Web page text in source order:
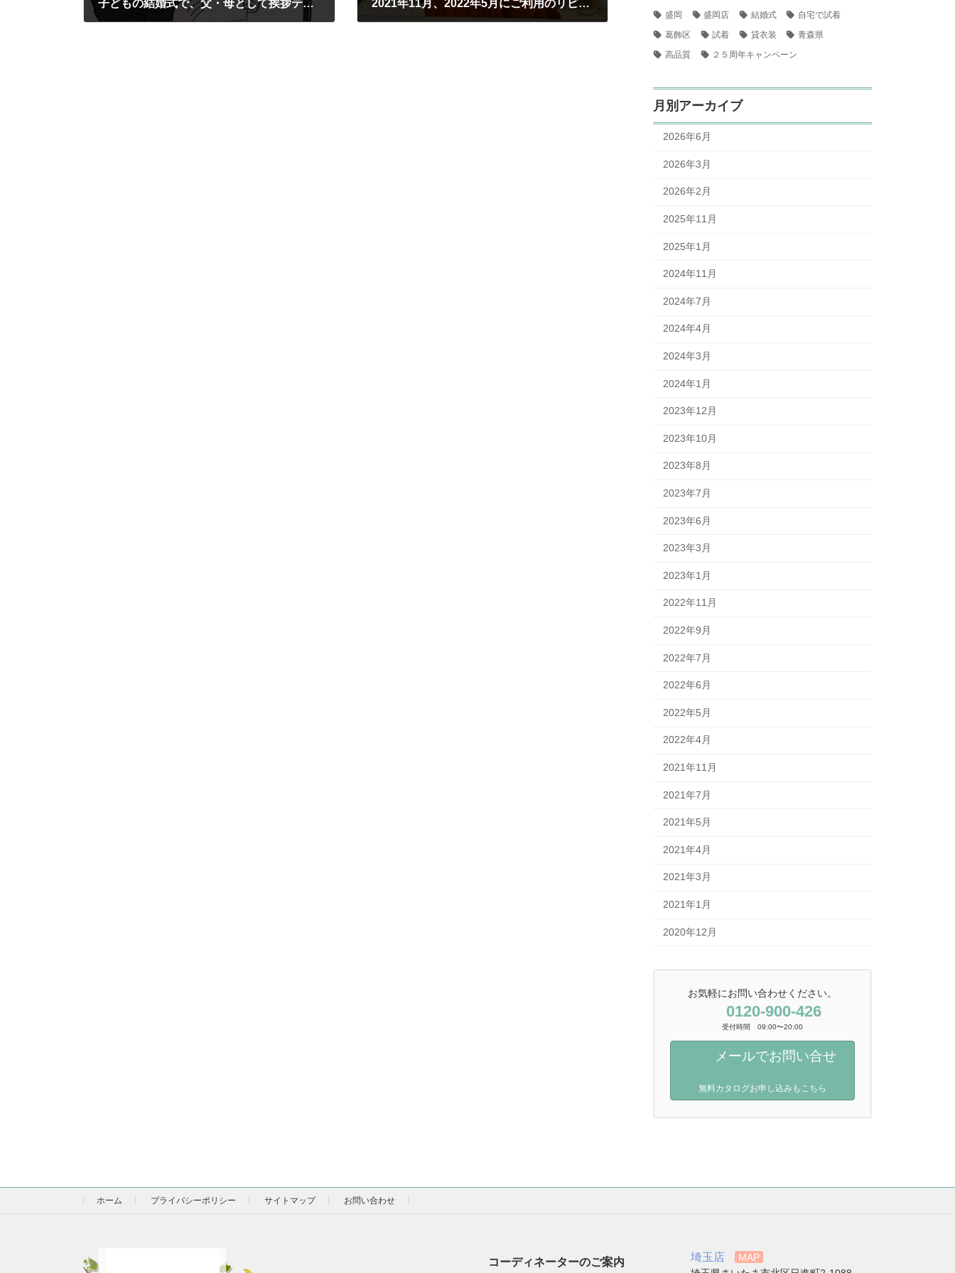
子どもの結婚式で、父・母として挨拶テクニック 2021年11月、2022年5月にご利用のリピーター、NI様
盛岡 盛岡店 結婚式
自宅で試着
葛飾区
試着 貸衣装
青森県
高品質
２５周年キャンペーン
月別アーカイブ
2026年6月
2026年3月
2026年2月
2025年11月
2025年1月
2024年11月
2024年7月
2024年4月
2024年3月
2024年1月
2023年12月
2023年10月
2023年8月
2023年7月
2023年6月
2023年3月
2023年1月
2022年11月
2022年9月
2022年7月
2022年6月
2022年5月
2022年4月
2021年11月
2021年7月
2021年5月
2021年4月
2021年3月
2021年1月
2020年12月
お気軽にお問い合わせください。
0120-900-426
受付時間 09:00〜20:00
メールでお問い合せ
無料カタログお申し込みもこちら
ホーム プライバシーポリシー サイトマップ お問い合わせ
コーディネーターのご案内 埼玉店
MAP